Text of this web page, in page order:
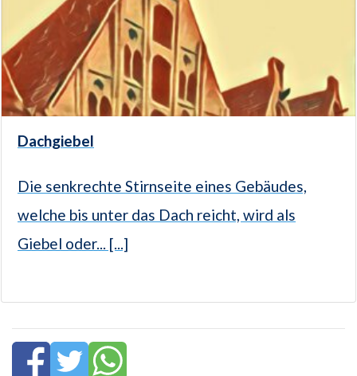
Dachgiebel
Die senkrechte Stirnseite eines Gebäudes,
welche bis unter das Dach reicht, wird als
Giebel oder... [...]